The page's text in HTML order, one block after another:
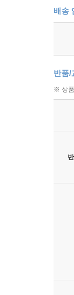
배송
반품/
※ 상